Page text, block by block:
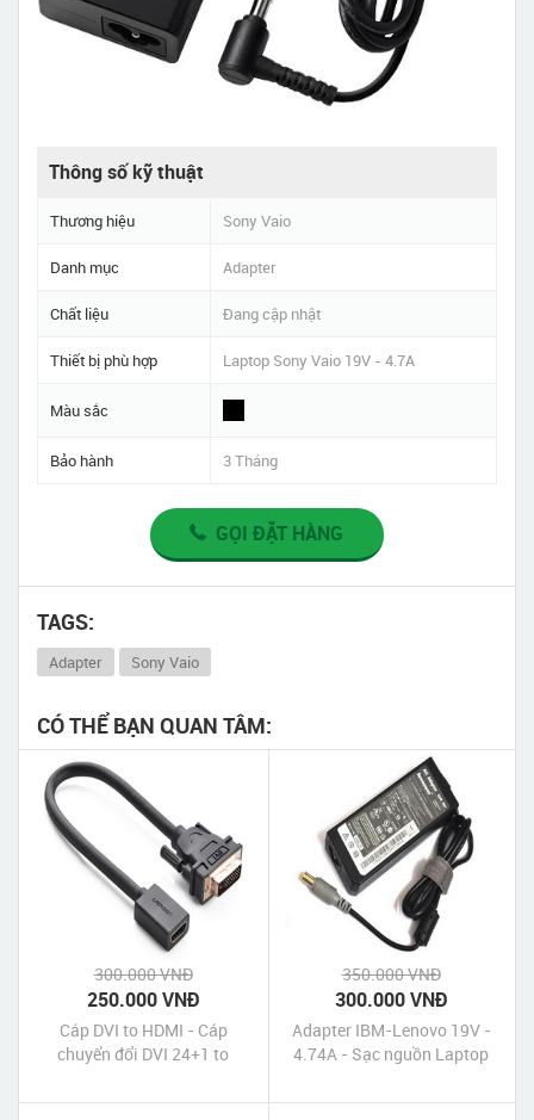
Thông số kỹ thuật
Thương hiệu Sony Vaio
Danh mục Adapter
Chất liệu Đang cập nhật
Thiết bị phù hợp Laptop Sony Vaio 19V - 4.7A
Màu sắc
Bảo hành 3 Tháng
GỌI ĐẶT HÀNG
TAGS:
Adapter Sony Vaio
CÓ THỂ BẠN QUAN TÂM:
300.000 VNĐ
250.000 VNĐ
Cáp DVI to HDMI - Cáp
chuyển đổi DVI 24+1 to
rẻ
350.000 VNĐ
300.000 VNĐ
Adapter IBM-Lenovo 19V -
4.74A - Sạc nguồn Laptop